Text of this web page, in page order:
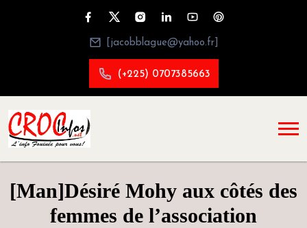
[jacobblague@yahoo.fr]
(+225) 0707385663
[Man]Désiré Mohy aux côtés des
femmes de l’association